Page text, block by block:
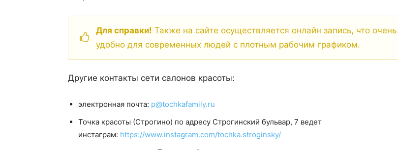
Для справки! Также на сайте осуществляется онлайн запись, что очень
удобно для современных людей с плотным рабочим графиком.
Другие контакты сети салонов красоты:
электронная почта: p@tochkafamily.ru
Точка красоты (Строгино) по адресу Строгинский бульвар, 7 ведет
инстаграм: https://www.instagram.com/tochka.stroginsky/